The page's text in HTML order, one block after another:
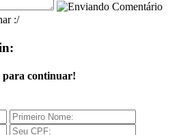
:/
para continuar!